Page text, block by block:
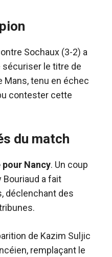
Sochaux (3-2) a
sécuriser le titre de
Mans, tenu en échec
contester cette
du match
pour Nancy. Un coup
a fait
déclenchant des
de Kazim Suljic
remplaçant le